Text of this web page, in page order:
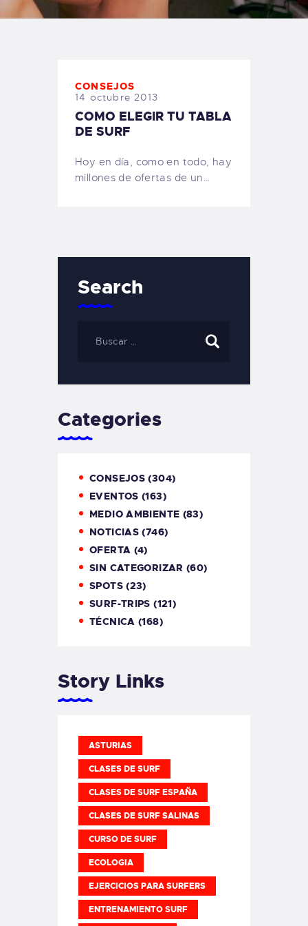
TIENDA FAMILY SURFERS
CONSEJOS
14 octubre 2013
COMO ELEGIR TU TABLA
DE SURF
Hoy en día, como en todo, hay
millones de ofertas de un…
Search
Categories
CONSEJOS (304)
EVENTOS (163)
MEDIO AMBIENTE (83)
NOTICIAS (746)
OFERTA (4)
SIN CATEGORIZAR (60)
SPOTS(23)
SURF-TRIPS (121)
TÉCNICA (168)
Story Links
ASTURIAS
CLASES DE SURF
CLASES DE SURF ESPAÑA
CLASES DE SURF SALINAS
CURSO DE SURF
ECOLOGIA
EJERCICIOS PARA SURFERS
ENTRENAMIENTO SURF